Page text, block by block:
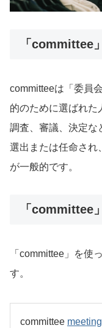
「committee
committeeは「委員
的のために選ばれた
調査、審議、決定な
選出または任命され
が一般的です。
「committee
「committee」を使
す。
committee meeting